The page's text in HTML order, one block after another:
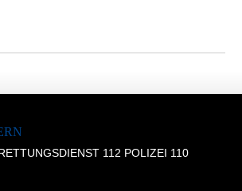
112 POLIZEI 110